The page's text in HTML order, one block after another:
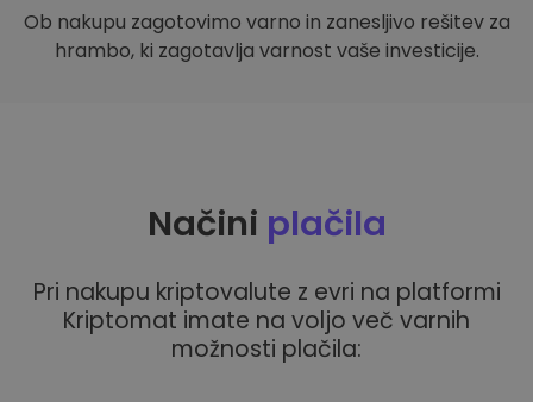
Ob nakupu zagotovimo varno in zanesljivo rešitev za
hrambo, ki zagotavlja varnost vaše investicije.
Načini plačila
Pri nakupu kriptovalute z evri na platformi
Kriptomat imate na voljo več varnih
možnosti plačila: